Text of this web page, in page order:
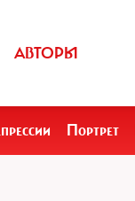
АВТОРЫ
Портрет